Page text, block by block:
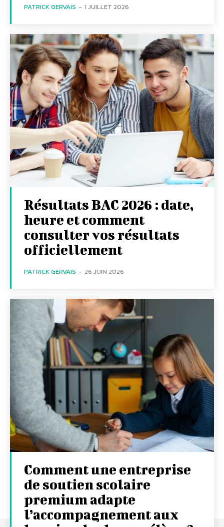
PATRICK GERVAIS - 1 JUILLET 2026
Résultats BAC 2026 : date,
heure et comment
consulter vos résultats
officiellement
PATRICK GERVAIS - 26 JUIN 2026
Comment une entreprise
de soutien scolaire
premium adapte
l’accompagnement aux